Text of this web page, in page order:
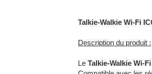
Talkie-Walkie Wi-Fi
Description du produit :
Le Talkie-Walkie Wi-